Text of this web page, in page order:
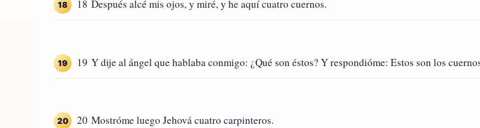
18 18 Después alcé mis ojos, y miré, y he aquí cuatro cuernos.
19 19 Y dije al ángel que hablaba conmigo: ¿Qué son éstos? Y respondióme: Estos son los
20 20 Mostróme luego Jehová cuatro carpinteros.